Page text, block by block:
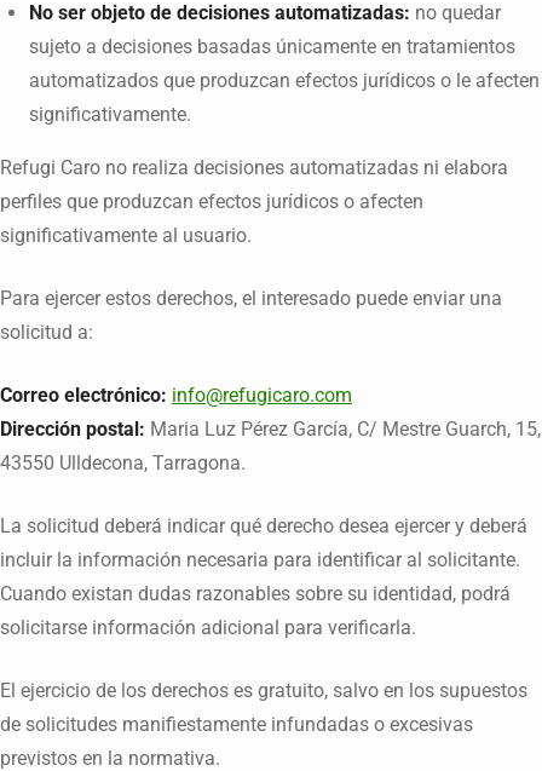
No ser objeto de decisiones automatizadas: no quedar
sujeto a decisiones basadas únicamente en tratamientos
automatizados que produzcan efectos jurídicos o le afecten
significativamente.
Refugi Caro no realiza decisiones automatizadas ni elabora
perfiles que produzcan efectos jurídicos o afecten
significativamente al usuario.
Para ejercer estos derechos, el interesado puede enviar una
solicitud a:
Correo electrónico: info@refugicaro.com
Dirección postal: Maria Luz Pérez García, C/ Mestre Guarch, 15,
43550 Ulldecona, Tarragona.
La solicitud deberá indicar qué derecho desea ejercer y deberá
incluir la información necesaria para identificar al solicitante.
Cuando existan dudas razonables sobre su identidad, podrá
solicitarse información adicional para verificarla.
El ejercicio de los derechos es gratuito, salvo en los supuestos
de solicitudes manifiestamente infundadas o excesivas
previstos en la normativa.